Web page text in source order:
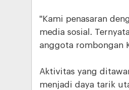
"Kami penasaran
media sosial.
anggota rombongan
Aktivitas yang
menjadi daya tarik